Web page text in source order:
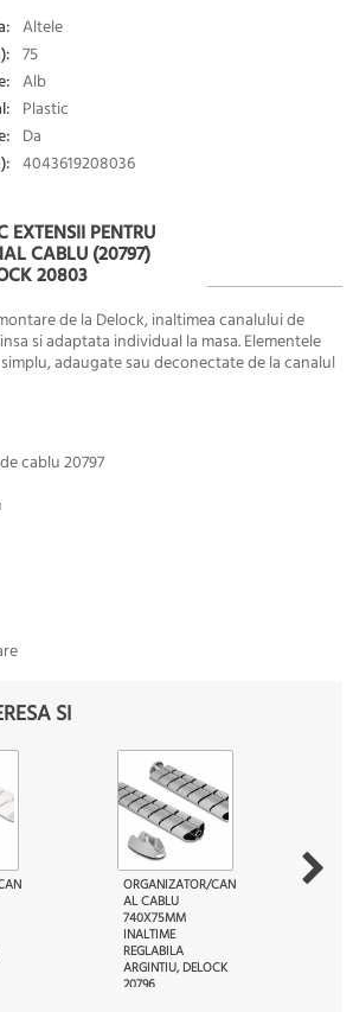
Altele
75
Alb
Plastic
Da
4043619208036
EXTENSII PENTRU
CABLU (20797)
20803
de la Delock, inaltimea canalului de
si adaptata individual la masa. Elementele
adaugate sau deconectate de la canalul
cablu 20797
SI
ORGANIZATOR/CAN
AL CABLU
740X75MM
INALTIME
REGLABILA
ARGINTIU, DELOCK
20796